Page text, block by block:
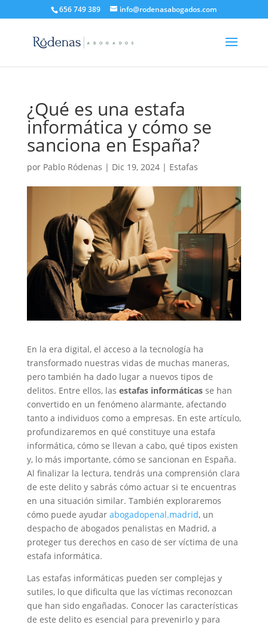
656 749 389 info@rodenasabogados.com
¿Qué es una estafa
informática y cómo se
sanciona en España?
por Pablo Ródenas | Dic 19, 2024| Estafas
En la era digital, el acceso a la tecnología ha
transformado nuestras vidas de muchas maneras,
pero también ha dado lugar a nuevos tipos de
delitos. Entre ellos, las estafas informáticasse han
convertido en un fenómeno alarmante, afectando
tanto a individuos como a empresas. En este artículo,
profundizaremos en qué constituye una estafa
informática, cómo se llevan a cabo, qué tipos existen
y, lo más importante, cómo se sancionan en España.
Al finalizar la lectura, tendrás una comprensión clara
de este delito y sabrás cómo actuar si te encuentras
en una situación similar. También exploraremos
cómo puede ayudar abogadopenal.madrid, un
despacho de abogados penalistas en Madrid, a
proteger tus derechos en caso de ser víctima de una
estafa informática.
Las estafas informáticas pueden ser complejas y
sutiles, lo que dificulta que las víctimas reconozcan
que han sido engañadas. Conocer las características
de este delito es esencial para prevenirlo y para